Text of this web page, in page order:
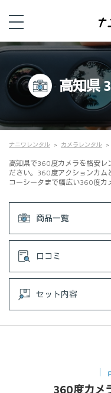
高知県
ナニワレンタル カメラレンタル
高知県で360度カメラを格安レ
ださい。360度アクションカム
コーシータまで幅広い360度カ
商品一覧
口コミ
セット内容
360度カメ